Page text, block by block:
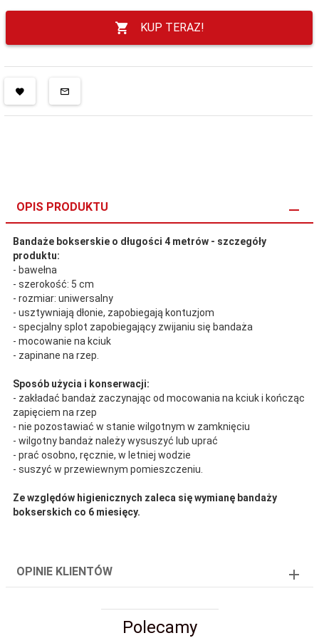
KUP TERAZ!
OPIS PRODUKTU
Bandaże bokserskie o długości 4 metrów - szczegóły
produktu:
- bawełna
- szerokość: 5 cm
- rozmiar: uniwersalny
- usztywniają dłonie, zapobiegają kontuzjom
- specjalny splot zapobiegający zwijaniu się bandaża
- mocowanie na kciuk
- zapinane na rzep.
Sposób użycia i konserwacji:
- zakładać bandaż zaczynając od mocowania na kciuk i kończąc
zapięciem na rzep
- nie pozostawiać w stanie wilgotnym w zamknięciu
- wilgotny bandaż należy wysuszyć lub uprać
- prać osobno, ręcznie, w letniej wodzie
- suszyć w przewiewnym pomieszczeniu.
Ze względów higienicznych zaleca się wymianę bandaży
bokserskich co 6 miesięcy.
OPINIE KLIENTÓW
Polecamy